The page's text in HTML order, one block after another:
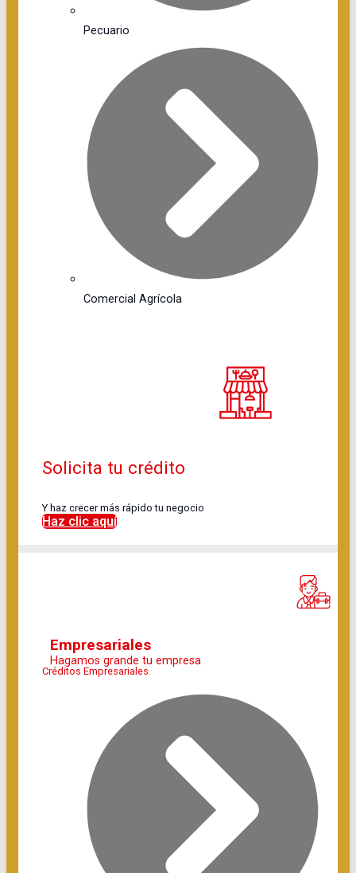
Pecuario
Comercial Agrícola
Solicita tu crédito
Y haz crecer más rápido tu negocio
Haz clic aquí
Empresariales
Hagamos grande tu empresa
Créditos Empresariales